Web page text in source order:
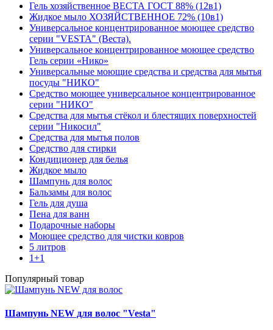
Гель хозяйственное ВЕСТА ГОСТ 88% (12в1)
Жидкое мыло ХОЗЯЙСТВЕННОЕ 72% (10в1)
Универсальное концентрированное моющее средство
серии "VESTA" (Веста).
Универсальное концентрированное моющее средство
Гель серии «Нико»
Универсальные моющие средства и средства для мытья
посуды "НИКО"
Средство моющее универсальное концентрированное
серии "НИКО"
Средства для мытья стёкол и блестящих поверхностей
серии "Никосил"
Средства для мытья полов
Средство для стирки
Кондиционер для белья
Жидкое мыло
Шампунь для волос
Бальзамы для волос
Гель для душа
Пена для ванн
Подарочные наборы
Моющее средство для чистки ковров
5 литров
1+1
Популярный товар
Шампунь NEW для волос "Vesta"